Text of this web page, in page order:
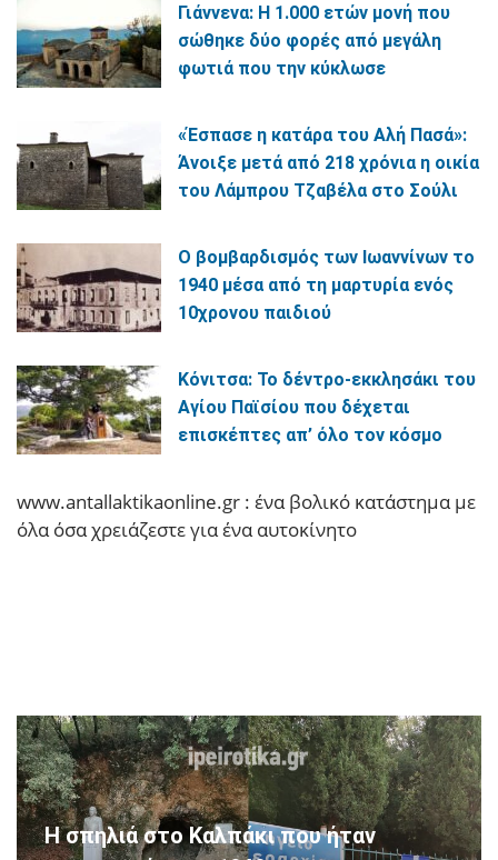
Γιάννενα: Η 1.000 ετών μονή που
σώθηκε δύο φορές από μεγάλη
φωτιά που την κύκλωσε
«Έσπασε η κατάρα του Αλή Πασά»:
Άνοιξε μετά από 218 χρόνια η οικία
του Λάμπρου Τζαβέλα στο Σούλι
Ο βομβαρδισμός των Ιωαννίνων το
1940 μέσα από τη μαρτυρία ενός
10χρονου παιδιού
Κόνιτσα: Το δέντρο-εκκλησάκι του
Αγίου Παϊσίου που δέχεται
επισκέπτες απ’ όλο τον κόσμο
www.antallaktikaonline.gr : ένα βολικό κατάστημα με
όλα όσα χρειάζεστε για ένα αυτοκίνητο
Η σπηλιά στο Καλπάκι που ήταν